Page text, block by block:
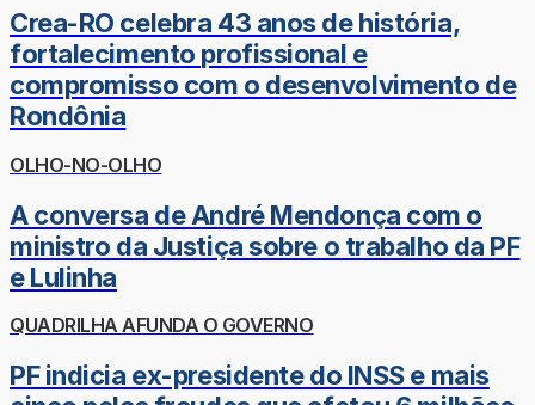
Crea-RO celebra 43 anos de história,
fortalecimento profissional e
compromisso com o desenvolvimento de
Rondônia
OLHO-NO-OLHO
A conversa de André Mendonça com o
ministro da Justiça sobre o trabalho da PF
e Lulinha
QUADRILHA AFUNDA O GOVERNO
PF indicia ex-presidente do INSS e mais